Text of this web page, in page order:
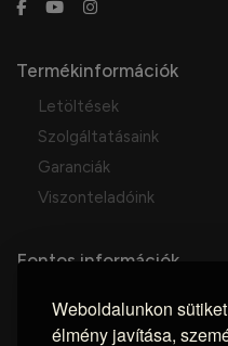
Weboldalunkon
élmény javítása,
Termékinformációk
Letöltések
Szolgáltatásaink
Garanciák
Viszonteladóink
Fontos információk
ÁSZF